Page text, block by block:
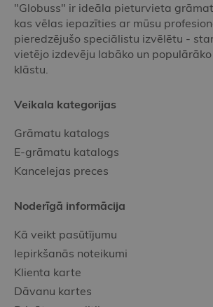
"Globuss" ir ideāla pieturvieta
kas vēlas iepazīties ar mūsu
pieredzējušo speciālistu izvēlētu -
vietējo izdevēju labāko un
klāstu.
Veikala kategorijas
Grāmatu katalogs
E-grāmatu katalogs
Kancelejas preces
Noderīgā informācija
Kā veikt pasūtījumu
Iepirkšanās noteikumi
Klienta karte
Dāvanu kartes